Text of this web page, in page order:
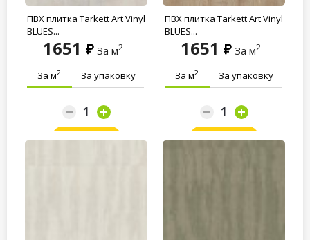
ПВХ плитка Tarkett Art Vinyl
BLUES...
1651 За м2
За м2 За упаковку
ПВХ плитка Tarkett Art Vinyl
BLUES...
1651 За м2
За м2 За упаковку